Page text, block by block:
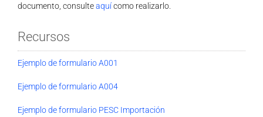
documento, consulteaquícomo realizarlo.
Recursos
Ejemplo de formulario A001
Ejemplo de formulario A004
Ejemplo de formulario PESC Importación